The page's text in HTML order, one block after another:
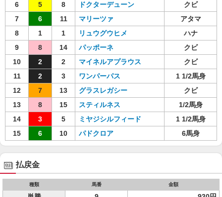
6
5 8 ドクターデューン
クビ
7
6 11 マリーツァ
アタマ
8
1 1 リュウグウヒメ
ハナ
9
8 14 パッポーネ
クビ
10
2 2 マイネルアプラウス
クビ
11
2 3 ワンパーパス
1 1/2馬身
12
7 13 グラスレガシー
クビ
13
8 15 スティルネス
1/2馬身
14
3 5 ミヤジシルフィード
1 1/2馬身
15
6 10 パドクロア 6馬身
払戻金
種類 馬番 金額